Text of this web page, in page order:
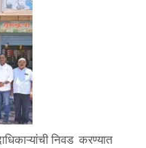
निवड करण्यात